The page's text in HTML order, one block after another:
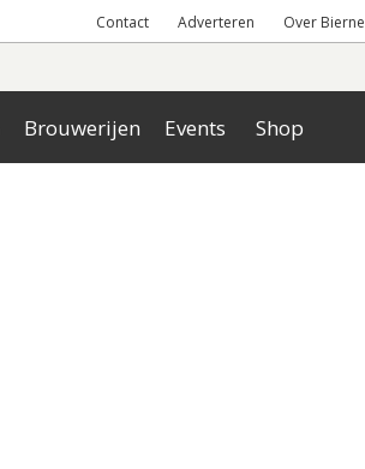
Contact Adverteren Over
Brouwerijen Events Shop